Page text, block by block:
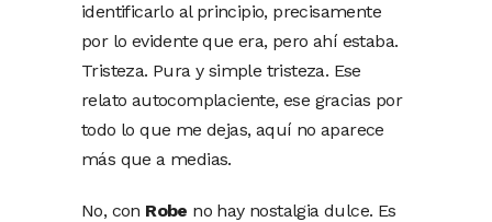
identificarlo al principio, precisamente
por lo evidente que era, pero ahí estaba.
Tristeza. Pura y simple tristeza. Ese
relato autocomplaciente, ese gracias por
todo lo que me dejas, aquí no aparece
más que a medias.
No, con Robe no hay nostalgia dulce. Es